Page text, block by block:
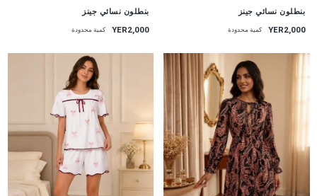
بنطلون نسائي جينز
YER2,000 كمية محدودة
بنطلون نسائي جينز
YER2,000 كمية محدودة